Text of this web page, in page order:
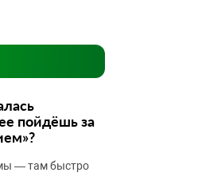
пойдёшь за
— там быстро